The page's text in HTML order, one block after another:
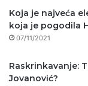
Koja je najveća
koja je pogodila
07/11/2021
Raskrinkavanje:
Jovanović?